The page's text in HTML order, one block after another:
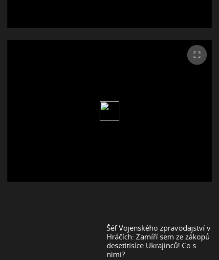
Šéf Vojenského zpravodajství v
Hráčích: Zamíří sem ze zákopů
desetitisíce Ukrajinců! Co s
nimi?